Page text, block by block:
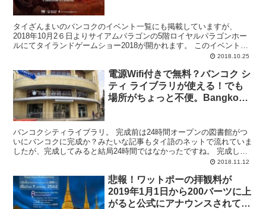
タイざんまいのバンコクのイベント一覧にも掲載していますが、
2018年10月2６日よりサイアムパラゴンの5階ロイヤルパラゴンホー
ルにてタイランドゲームショー2018が開かれます。 このイベントに
2018.10.25
電源Wifi付きで無料？バンコク シ
ティ ライブラリが使える！でも
場所がちょっと不便。Bangkok
バンコクシティライブラリ。 完成前は24時間オープンの図書館がつ
いにバンコクに完成か？みたいな記事もタイ語のネットで流れていま
したが、完成してみると結局24時間ではなかったですね。 完成して
2018.11.12
悲報！ワットポーの拝観料が
2019年1月1日から200バーツに上
がると公式にアナウンスされてる